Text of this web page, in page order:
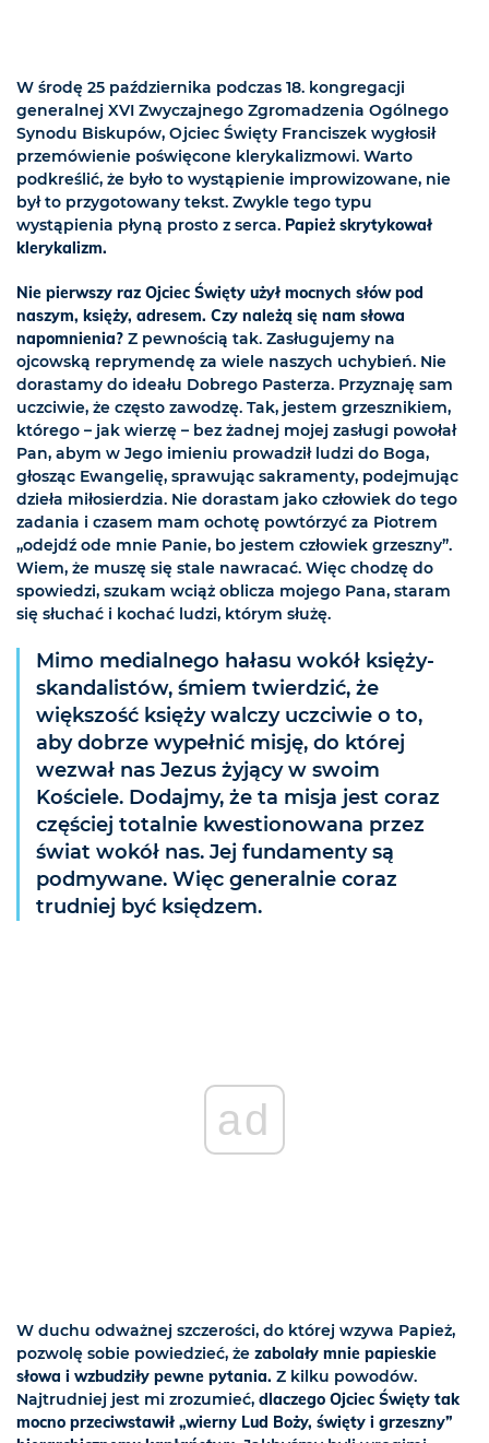
W środę 25 października podczas 18. kongregacji
generalnej XVI Zwyczajnego Zgromadzenia Ogólnego
Synodu Biskupów, Ojciec Święty Franciszek wygłosił
przemówienie poświęcone klerykalizmowi. Warto
podkreślić, że było to wystąpienie improwizowane, nie
był to przygotowany tekst. Zwykle tego typu
wystąpienia płyną prosto z serca. Papież skrytykował
klerykalizm.
Nie pierwszy raz Ojciec Święty użył mocnych słów pod
naszym, księży, adresem. Czy należą się nam słowa
napomnienia? Z pewnością tak. Zasługujemy na
ojcowską reprymendę za wiele naszych uchybień. Nie
dorastamy do ideału Dobrego Pasterza. Przyznaję sam
uczciwie, że często zawodzę. Tak, jestem grzesznikiem,
którego – jak wierzę – bez żadnej mojej zasługi powołał
Pan, abym w Jego imieniu prowadził ludzi do Boga,
głosząc Ewangelię, sprawując sakramenty, podejmując
dzieła miłosierdzia. Nie dorastam jako człowiek do tego
zadania i czasem mam ochotę powtórzyć za Piotrem
„odejdź ode mnie Panie, bo jestem człowiek grzeszny”.
Wiem, że muszę się stale nawracać. Więc chodzę do
spowiedzi, szukam wciąż oblicza mojego Pana, staram
się słuchać i kochać ludzi, którym służę.
Mimo medialnego hałasu wokół księży-
skandalistów, śmiem twierdzić, że
większość księży walczy uczciwie o to,
aby dobrze wypełnić misję, do której
wezwał nas Jezus żyjący w swoim
Kościele. Dodajmy, że ta misja jest coraz
częściej totalnie kwestionowana przez
świat wokół nas. Jej fundamenty są
podmywane. Więc generalnie coraz
trudniej być księdzem.
ad
W duchu odważnej szczerości, do której wzywa Papież,
pozwolę sobie powiedzieć, że zabolały mnie papieskie
słowa i wzbudziły pewne pytania. Z kilku powodów.
Najtrudniej jest mi zrozumieć, dlaczego Ojciec Święty tak
mocno przeciwstawił „wierny Lud Boży, święty i grzeszny”